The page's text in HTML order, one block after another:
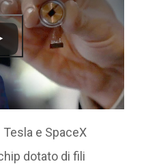
e SpaceX
dotato di fili